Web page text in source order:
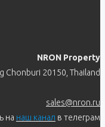
NRON Property
Chonburi 20150, Thailand
sales@nron.ru
на наш канал в телеграм